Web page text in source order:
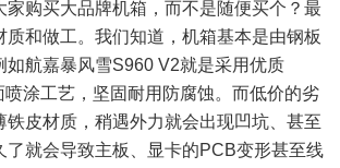
家购买大品牌机箱，而不是随便买个？最
质和做工。我们知道，机箱基本是由钢板
如航嘉暴风雪S960 V2就是采用优质
涂工艺，坚固耐用防腐蚀。而低价的劣
铁皮材质，稍遇外力就会出现凹坑、甚至
了就会导致主板、显卡的PCB变形甚至线